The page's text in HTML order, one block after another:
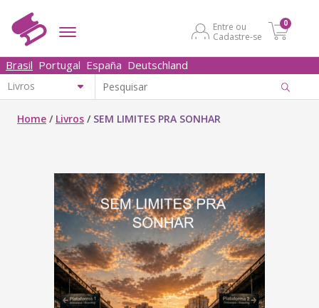
Entre ou
Cadastre-se
0
Brasil Portugal España Deutschland
Home / Livros / SEM LIMITES PRA SONHAR